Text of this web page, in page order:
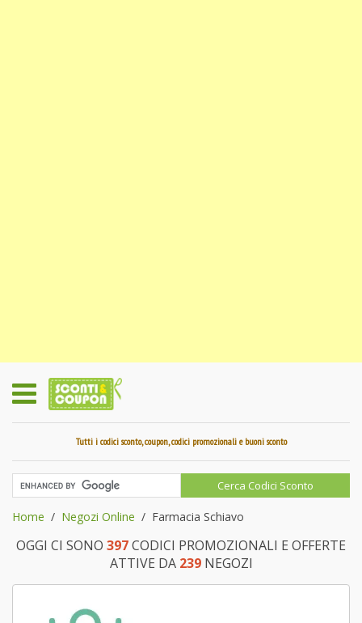
Tutti i codici sconto, coupon, codici promozionali e buoni sconto
Home Negozi Online Farmacia Schiavo
OGGI CI SONO 397CODICI PROMOZIONALI E OFFERTE
ATTIVE DA 239NEGOZI